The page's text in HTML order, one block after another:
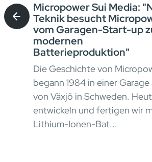
Micropower Sui Media:
Teknik besucht
vom Garagen-Start-up
modernen
Batterieproduktion"
Die Geschichte von
begann 1984 in einer
von Växjö in Schweden.
entwickeln und fertigen wir
Lithium-Ionen-Bat...